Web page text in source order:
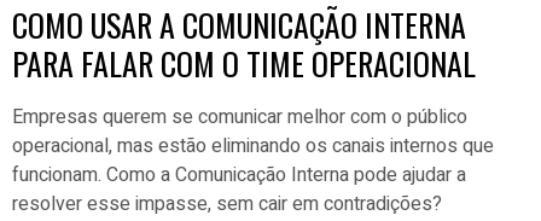
COMO USAR A COMUNICAÇÃO INTERNA
PARA FALAR COM O TIME OPERACIONAL
Empresas querem se comunicar melhor com o público
operacional, mas estão eliminando os canais internos que
funcionam. Como a Comunicação Interna pode ajudar a
resolver esse impasse, sem cair em contradições?